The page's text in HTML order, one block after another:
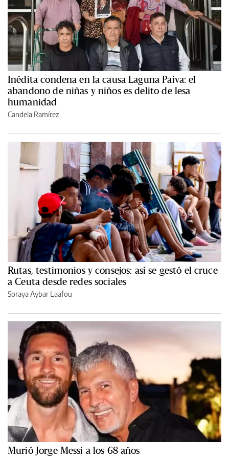
Inédita condena en la causa Laguna Paiva: el
abandono de niñas y niños es delito de lesa
humanidad
Candela Ramírez
Rutas, testimonios y consejos: así se gestó el cruce
a Ceuta desde redes sociales
Soraya Aybar Laafou
Murió Jorge Messi a los 68 años